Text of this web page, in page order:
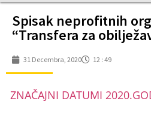
Spisak neprofitnih
“Transfera za
31 Decembra, 2020 12 : 49
ZNAČAJNI DATUMI